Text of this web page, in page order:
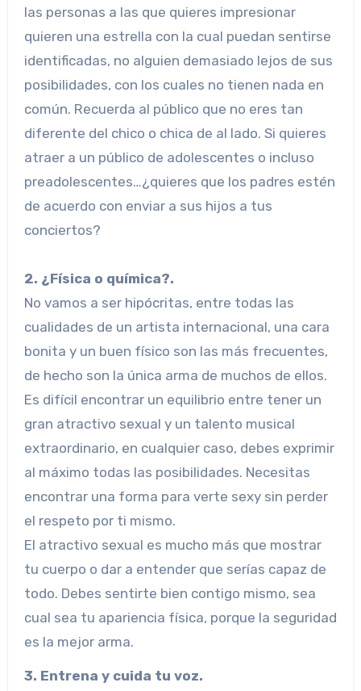
las personas a las que quieres impresionar
quieren una estrella con la cual puedan sentirse
identificadas, no alguien demasiado lejos de sus
posibilidades, con los cuales no tienen nada en
común. Recuerda al público que no eres tan
diferente del chico o chica de al lado. Si quieres
atraer a un público de adolescentes o incluso
preadolescentes…¿quieres que los padres estén
de acuerdo con enviar a sus hijos a tus
conciertos?
2. ¿Física o química?.
No vamos a ser hipócritas, entre todas las
cualidades de un artista internacional, una cara
bonita y un buen físico son las más frecuentes,
de hecho son la única arma de muchos de ellos.
Es difícil encontrar un equilibrio entre tener un
gran atractivo sexual y un talento musical
extraordinario, en cualquier caso, debes exprimir
al máximo todas las posibilidades. Necesitas
encontrar una forma para verte sexy sin perder
el respeto por ti mismo.
El atractivo sexual es mucho más que mostrar
tu cuerpo o dar a entender que serías capaz de
todo. Debes sentirte bien contigo mismo, sea
cual sea tu apariencia física, porque la seguridad
es la mejor arma.
3. Entrena y cuida tu voz.